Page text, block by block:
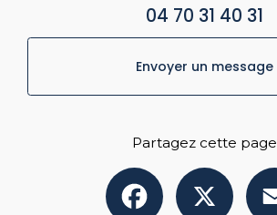
04 70 31 40 31
Envoyer un message
Partagez cette page
Facebook